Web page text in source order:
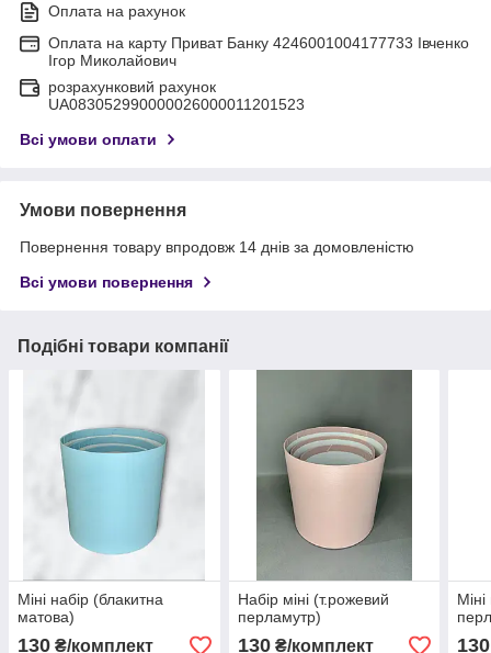
Оплата на рахунок
Оплата на карту Приват Банку 4246001004177733 Івченко
Ігор Миколайович
розрахунковий рахунок
UA083052990000026000011201523
Всі умови оплати
Умови повернення
Повернення товару впродовж 14 днів за домовленістю
Всі умови повернення
Подібні товари компанії
Міні набір (блакитна
матова)
130 ₴/комплект
Набір міні (т.рожевий
перламутр)
130₴/комплект 130